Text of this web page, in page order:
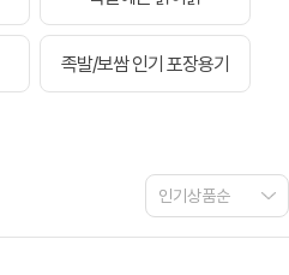
족발/보쌈 인기 포장용기